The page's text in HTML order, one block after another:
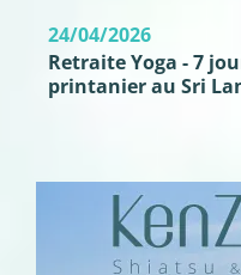
24/04/2026
Retraite Yoga - 7
printanier au Sri